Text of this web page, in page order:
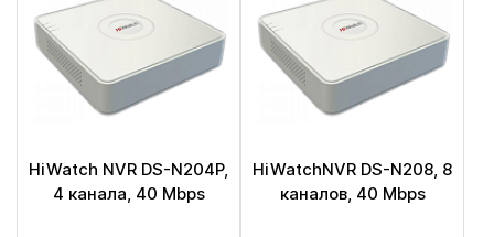
HiWatch NVR DS-N204P,
4 канала, 40 Mbps
HiWatchNVR DS-N208, 8
каналов, 40 Mbps